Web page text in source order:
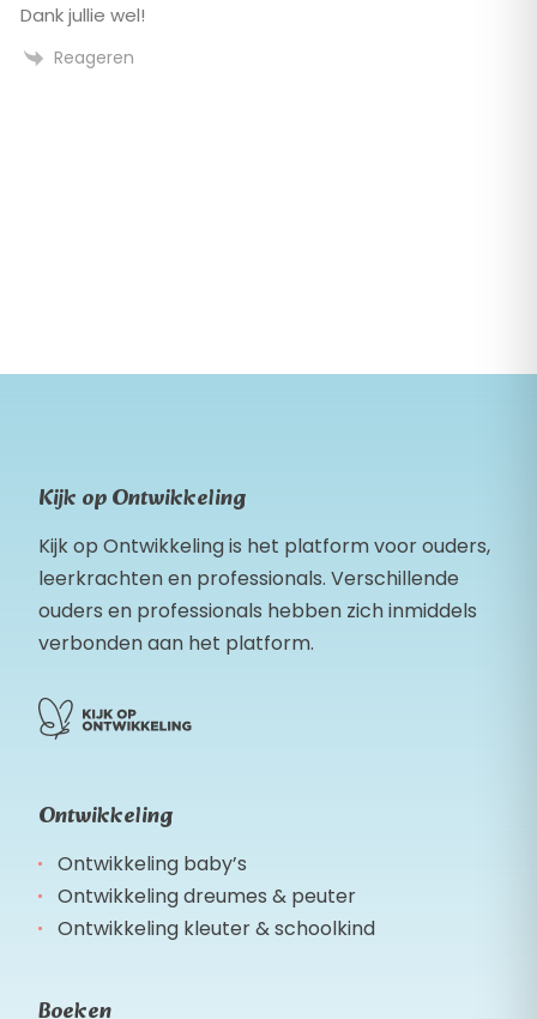
Dank jullie wel!
Reageren
Kijk op Ontwikkeling
Kijk op Ontwikkeling is het platform voor ouders,
leerkrachten en professionals. Verschillende
ouders en professionals hebben zich inmiddels
verbonden aan het platform.
Ontwikkeling
Ontwikkeling baby’s
Ontwikkeling dreumes & peuter
Ontwikkeling kleuter & schoolkind